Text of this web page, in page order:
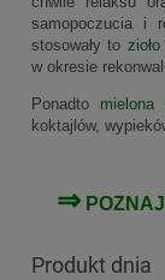
samopoczucia i
stosowały to zioło
w okresie
Ponadto
koktajlów,
⇒ POZNAJ
Produkt dnia